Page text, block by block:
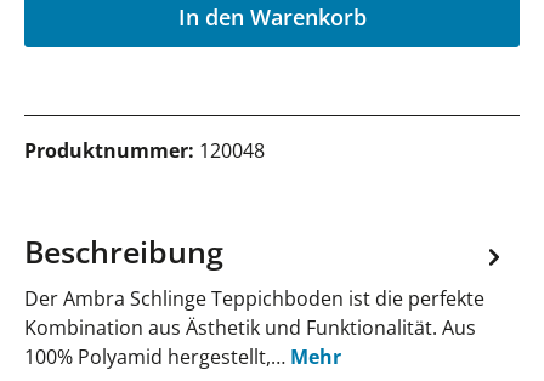
In den Warenkorb
Produktnummer: 120048
Beschreibung
Der Ambra Schlinge Teppichboden ist die perfekte
Kombination aus Ästhetik und Funktionalität. Aus
100% Polyamid hergestellt,… Mehr